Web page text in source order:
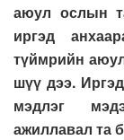
аюул ослын
иргэд
түймрийн
шүү дээ.
мэдлэг
ажиллавал та